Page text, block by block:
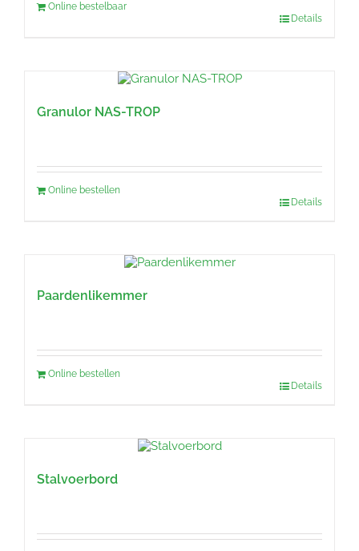
Online bestelbaar
Details
Granulor NAS-TROP
Online bestellen
Details
Paardenlikemmer
Online bestellen
Details
Stalvoerbord